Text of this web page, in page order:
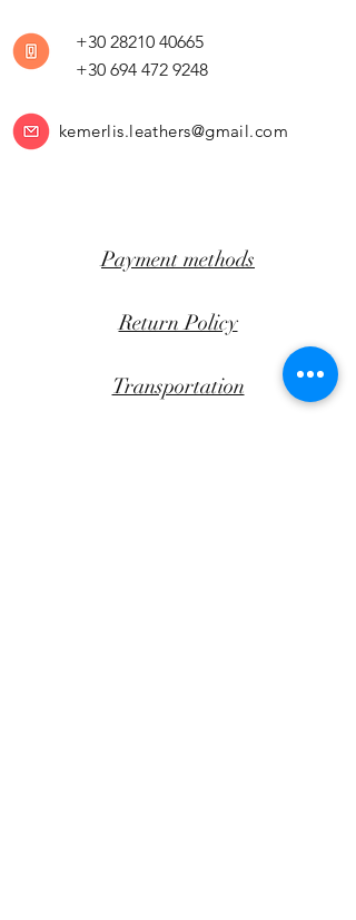
+30 28210 40665
+30 694 472 9248
kemerlis.leathers@gmail.com
Payment methods
Return Policy
Transportation